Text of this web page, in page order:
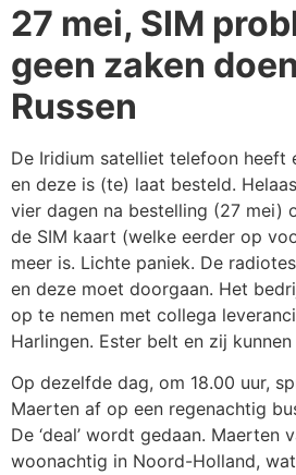
27 mei, SIM
geen zaken
Russen
De Iridium satelliet telefoon heeft
en deze is (te) laat besteld.
vier dagen na bestelling (27 mei)
de SIM kaart (welke eerder op
meer is. Lichte paniek. De
en deze moet doorgaan. Het
op te nemen met collega
Harlingen. Ester belt en zij
Op dezelfde dag, om 18.00 uur,
Maerten af op een regenachtig
De ‘deal’ wordt gedaan. Maerten
woonachtig in Noord-Holland,